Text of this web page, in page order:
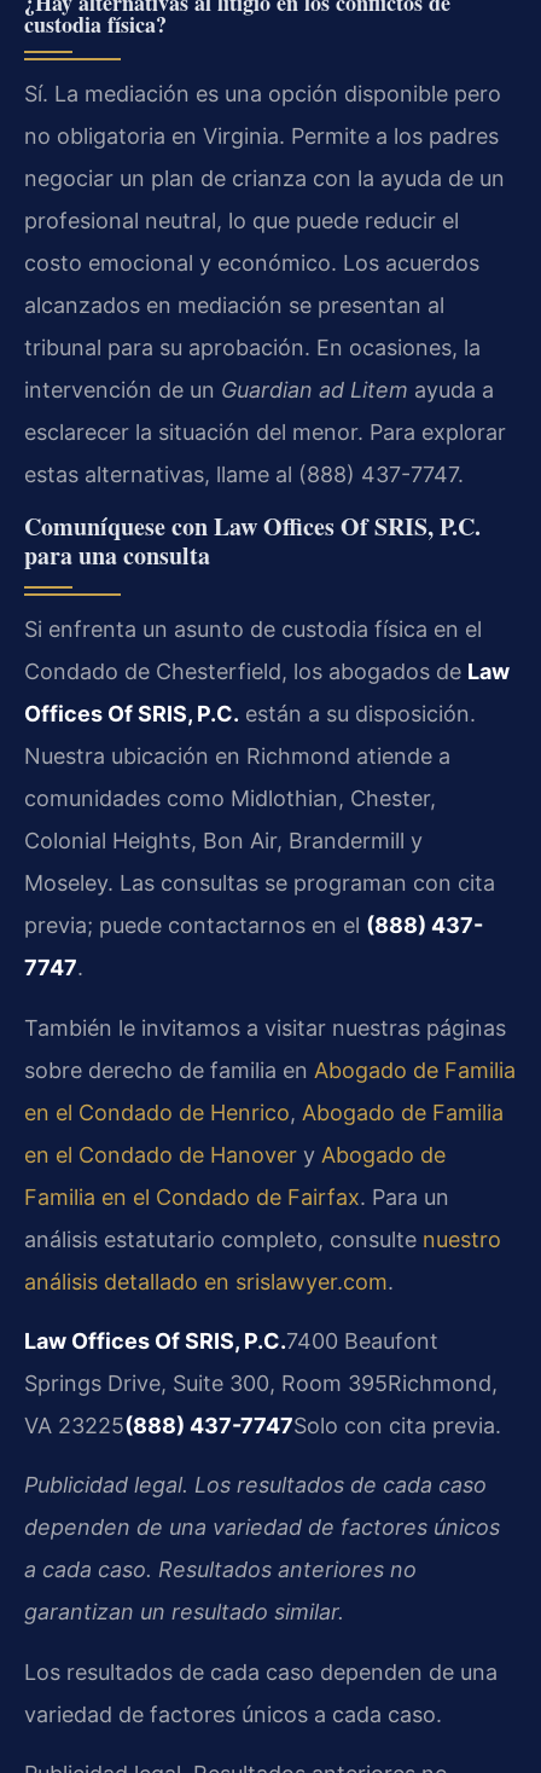
custodia física?
Sí. La mediación es una opción disponible pero
no obligatoria en Virginia. Permite a los padres
negociar un plan de crianza con la ayuda de un
profesional neutral, lo que puede reducir el
costo emocional y económico. Los acuerdos
alcanzados en mediación se presentan al
tribunal para su aprobación. En ocasiones, la
intervención de un Guardian ad Litem ayuda a
esclarecer la situación del menor. Para explorar
estas alternativas, llame al (888) 437-7747.
Comuníquese con Law Offices Of SRIS, P.C.
para una consulta
Si enfrenta un asunto de custodia física en el
Condado de Chesterfield, los abogados de Law
Offices Of SRIS, P.C. están a su disposición.
Nuestra ubicación en Richmond atiende a
comunidades como Midlothian, Chester,
Colonial Heights, Bon Air, Brandermill y
Moseley. Las consultas se programan con cita
previa; puede contactarnos en el (888) 437-
7747.
También le invitamos a visitar nuestras páginas
sobre derecho de familia en Abogado de Familia
en el Condado de Henrico, Abogado de Familia
en el Condado de Hanover y Abogado de
Familia en el Condado de Fairfax. Para un
análisis estatutario completo, consulte nuestro
análisis detallado en srislawyer.com.
Law Offices Of SRIS, P.C.7400 Beaufont
Springs Drive, Suite 300, Room 395Richmond,
VA 23225(888) 437-7747Solo con cita previa.
Publicidad legal. Los resultados de cada caso
dependen de una variedad de factores únicos
a cada caso. Resultados anteriores no
garantizan un resultado similar.
Los resultados de cada caso dependen de una
variedad de factores únicos a cada caso.